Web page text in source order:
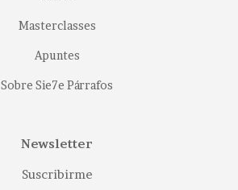
Masterclasses
Apuntes
Sobre Sie7e Párrafos
Newsletter
Suscribirme